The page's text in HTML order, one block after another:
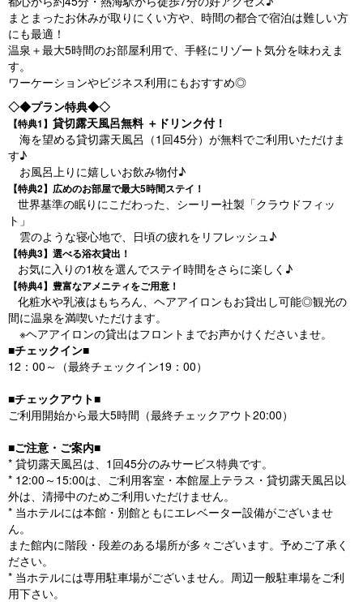
まとまったお休みが取りにくい方や、時間の都合で宿泊は難しい方
にも最適！
温泉＋最大5時間のお部屋利用で、手軽にリゾート気分を味わえま
す。
ワーケーションやビジネス利用にもおすすめ◎
◇◆プラン特典◆◇
【特典1】 貸切露天風呂無料 ＋ドリンク付！
海を望める貸切露天風呂（1回45分）が無料でご利用いただけま
す♪
お風呂上りに嬉しいお飲み物付♪
【特典2】 広めのお部屋で最大5時間ステイ！
世界基準の眠りにこだわった、シーリー社製「クラウドフィッ
ト」
雲のような寝心地で、日頃の疲れをリフレッシュ♪
【特典3】選べる浴衣貸出！
お気に入りの1枚を選んでステイ時間をさらに楽しく♪
【特典4】豊富なアメニティをご用意！
化粧水や乳液はもちろん、ヘアアイロンもお貸出し可能◎観光の
間に温泉を満喫いただけます。
※ヘアアイロンの貸出はフロントまでお声かけくださいませ。
■チェックイン■
12：00～（最終チェックイン19：00）
■チェックアウト■
ご利用開始から最大5時間（最終チェックアウト20:00）
■ご注意・ご案内■
* 貸切露天風呂は、1回45分のみサービス特典です。
* 12:00～15:00は、ご利用客室・本館屋上テラス・貸切露天風呂以
外は、清掃中のためご利用いただけません。
* 当ホテルには本館・別館ともにエレベーター設備がございませ
ん。
また館内に階段・段差のある場所が多々ございます。予めご了承く
ださい。
* 当ホテルには専用駐車場がございません。周辺一般駐車場をご利
用下さい。